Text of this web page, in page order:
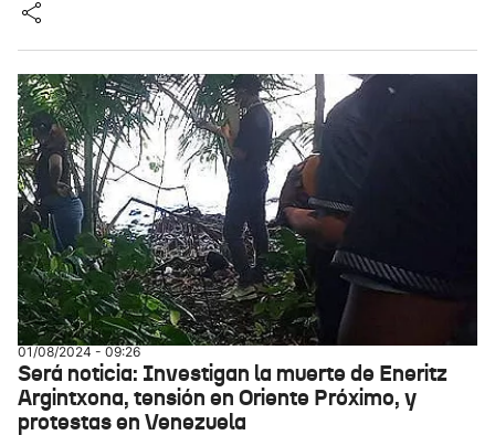
01/08/2024 - 09:26
Será noticia: Investigan la muerte de Eneritz
Argintxona, tensión en Oriente Próximo, y
protestas en Venezuela